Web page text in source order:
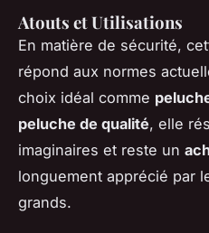
Atouts et Utilisations
En matière de sécurité,
répond aux normes
choix idéal comme
peluche de qualité, elle
imaginaires et reste un
longuement apprécié par
grands.